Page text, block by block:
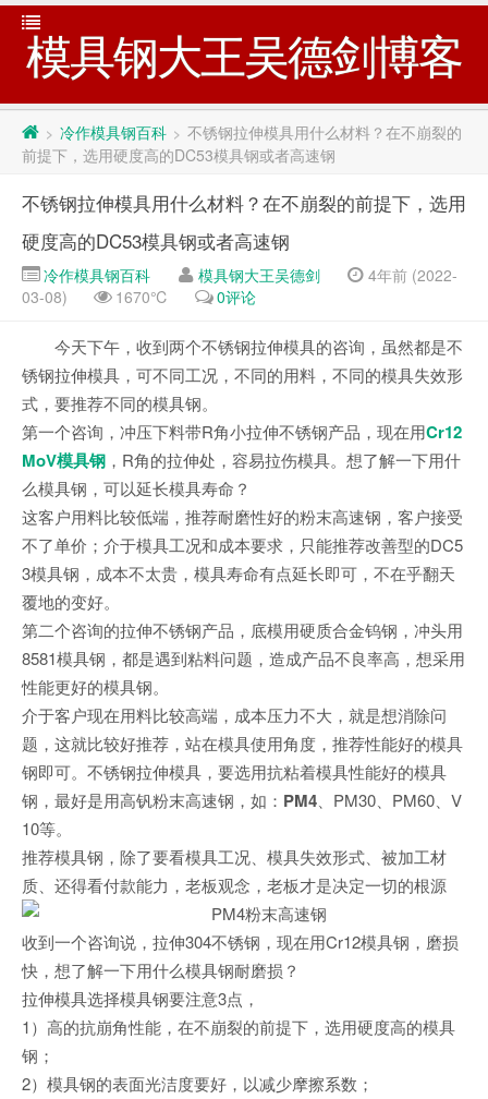
模具钢大王吴德剑博客
> 冷作模具钢百科 > 不锈钢拉伸模具用什么材料？在不崩裂的
前提下，选用硬度高的DC53模具钢或者高速钢
不锈钢拉伸模具用什么材料？在不崩裂的前提下，选用
硬度高的DC53模具钢或者高速钢
冷作模具钢百科 模具钢大王吴德剑
4年前 (2022-
03-08)
1670℃ 0评论
今天下午，收到两个不锈钢拉伸模具的咨询，虽然都是不
锈钢拉伸模具，可不同工况，不同的用料，不同的模具失效形
式，要推荐不同的模具钢。
第一个咨询，冲压下料带R角小拉伸不锈钢产品，现在用Cr12
MoV模具钢 ，R角的拉伸处，容易拉伤模具。想了解一下用什
么模具钢，可以延长模具寿命？
这客户用料比较低端，推荐耐磨性好的粉末高速钢，客户接受
不了单价；介于模具工况和成本要求，只能推荐改善型的DC5
3模具钢，成本不太贵，模具寿命有点延长即可，不在乎翻天
覆地的变好。
第二个咨询的拉伸不锈钢产品，底模用硬质合金钨钢，冲头用
8581模具钢，都是遇到粘料问题，造成产品不良率高，想采用
性能更好的模具钢。
介于客户现在用料比较高端，成本压力不大，就是想消除问
题，这就比较好推荐，站在模具使用角度，推荐性能好的模具
钢即可。不锈钢拉伸模具，要选用抗粘着模具性能好的模具
钢，最好是用高钒粉末高速钢，如： PM4 、PM30、PM60、V
10等。
推荐模具钢，除了要看模具工况、模具失效形式、被加工材
质、还得看付款能力，老板观念，老板才是决定一切的根源
收到一个咨询说，拉伸304不锈钢，现在用Cr12模具钢，磨损
快，想了解一下用什么模具钢耐磨损？
拉伸模具选择模具钢要注意3点，
1）高的抗崩角性能，在不崩裂的前提下，选用硬度高的模具
钢；
2）模具钢的表面光洁度要好，以减少摩擦系数；